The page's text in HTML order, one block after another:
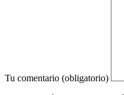
Tu comentario (obligatorio)